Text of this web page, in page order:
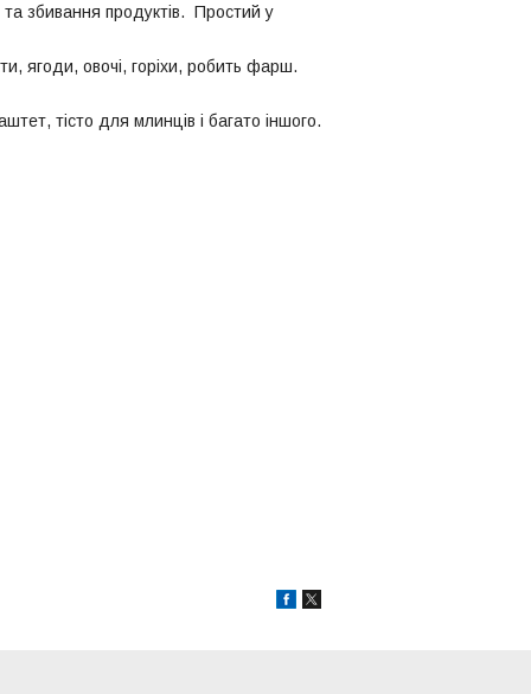
збивання продуктів. Простий у
ягоди, овочі, горіхи, робить фарш.
тісто для млинців і багато іншого.